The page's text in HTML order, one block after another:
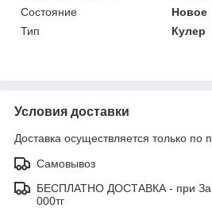
Состояние
Новое
Тип
Кулер
Условия доставки
Доставка осуществляется только по
Самовывоз
БЕСПЛАТНО ДОСТАВКА - при
000тг